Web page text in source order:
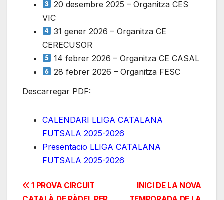
20 desembre 2025 – Organitza CES
VIC
31 gener 2026 – Organitza CE
CERECUSOR
14 febrer 2026 – Organitza CE CASAL
28 febrer 2026 – Organitza FESC
Descarregar PDF:
CALENDARI LLIGA CATALANA
FUTSALA 2025-2026
Presentacio LLIGA CATALANA
FUTSALA 2025-2026
Navegación
INICI DE LA NOVA
1 PROVA CIRCUIT